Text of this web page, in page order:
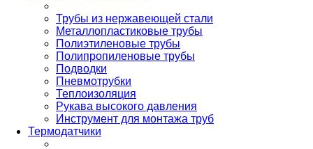
Трубы из нержавеющей стали
Металлопластиковые трубы
Полиэтиленовые трубы
Полипропиленовые трубы
Подводки
Пневмотрубки
Теплоизоляция
Рукава высокого давления
Инструмент для монтажа труб
Термодатчики